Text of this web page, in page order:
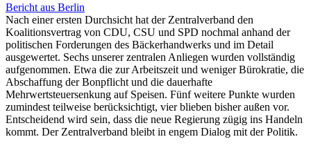
Bericht aus Berlin
Nach einer ersten Durchsicht hat der Zentralverband den
Koalitionsvertrag von CDU, CSU und SPD nochmal anhand der
politischen Forderungen des Bäckerhandwerks und im Detail
ausgewertet. Sechs unserer zentralen Anliegen wurden vollständig
aufgenommen. Etwa die zur Arbeitszeit und weniger Bürokratie, die
Abschaffung der Bonpflicht und die dauerhafte
Mehrwertsteuersenkung auf Speisen. Fünf weitere Punkte wurden
zumindest teilweise berücksichtigt, vier blieben bisher außen vor.
Entscheidend wird sein, dass die neue Regierung zügig ins Handeln
kommt. Der Zentralverband bleibt in engem Dialog mit der Politik.